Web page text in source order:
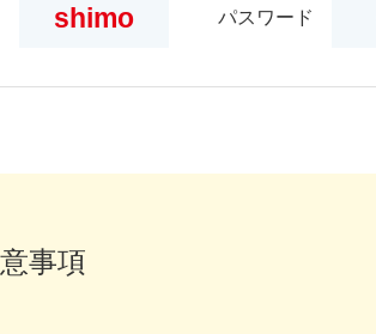
shimo パスワード
事項